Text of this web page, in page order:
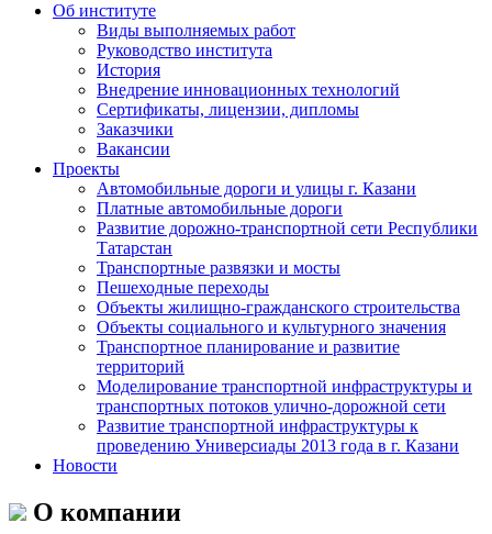
Об институте
Виды выполняемых работ
Руководство института
История
Внедрение инновационных технологий
Сертификаты, лицензии, дипломы
Заказчики
Вакансии
Проекты
Автомобильные дороги и улицы г. Казани
Платные автомобильные дороги
Развитие дорожно-транспортной сети Республики
Татарстан
Транспортные развязки и мосты
Пешеходные переходы
Объекты жилищно-гражданского строительства
Объекты социального и культурного значения
Транспортное планирование и развитие
территорий
Моделирование транспортной инфраструктуры и
транспортных потоков улично-дорожной сети
Развитие транспортной инфраструктуры к
проведению Универсиады 2013 года в г. Казани
Новости
О компании